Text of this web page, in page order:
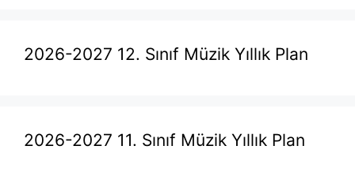
2026-2027 12. Sınıf Müzik Yıllık Plan
2026-2027 11. Sınıf Müzik Yıllık Plan